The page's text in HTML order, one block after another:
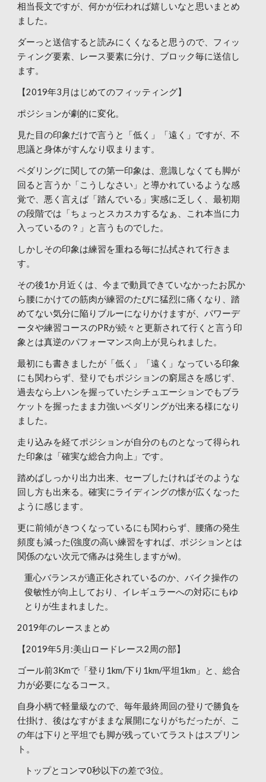
相当長文ですが、何かが伝われば嬉しいなと思いまとめ
ました。
ダーっと送信すると読みにくくなると思うので、フィッ
ティング要素、レース要素に分け、ブロック毎に送信し
ます。
【2019年3月はじめてのフィッティング】
ポジションが劇的に変化。
見た目の印象だけで言うと「低く」「遠く」ですが、不
思議と身体がすんなり収まります。
ペダリングに関しての第一印象は、意識しなくても脚が
回ると言うか「こうしなさい」と導かれているような感
覚で、悪く言えば「踏んでいる」実感に乏しく、最初期
の段階では「ちょっとスカスカするなぁ、これ本当に力
入っているの？」と言うものでした。
しかしその印象は練習を重ねる毎に払拭されて行きま
す。
その後1か月近くは、今まで動員できていなかったお尻か
ら腰にかけての筋肉が練習のたびに猛烈に痛くなり、踏
めてない気分に陥りブルーになりかけますが、パワーデ
ータや練習コースのPRが続々と更新されて行くと言う印
象とは真逆のパフォーマンス向上が見られました。
最初にも書きましたが「低く」「遠く」なっている印象
にも関わらず、登りでもポジションの窮屈さを感じず、
過去なら上ハンを握っていたシチュエーションでもブラ
ケットを握ったまま力強いペダリングが出来る様になり
ました。
走り込みを経てポジションが自分のものとなって得られ
た印象は「確実な総合力向上」です。
踏めばしっかり出力出来、セーブしたければそのような
回し方も出来る。確実にライディングの懐が広くなった
ように感じます。
更に前傾がきつくなっているにも関わらず、腰痛の発生
頻度も減った(強度の高い練習をすれば、ポジションとは
関係のない次元で痛みは発生しますがw)。
重心バランスが適正化されているのか、バイク操作の
俊敏性が向上しており、イレギュラーへの対応にもゆ
とりが生まれました。
2019年のレースまとめ
【2019年5月:美山ロードレース2周の部】
ゴール前3Kmで「登り1km/下り1km/平坦1km」と、総合
力が必要になるコース。
自身小柄で軽量級なので、毎年最終周回の登りで勝負を
仕掛け、後はなすがままな展開になりがちだったが、こ
の年は下りと平坦でも脚が残っていてラストはスプリン
ト。
トップとコンマ0秒以下の差で3位。